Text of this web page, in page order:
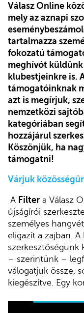
Válasz Online
mely az aznapi
tartalmazza
fokozatú
meghívót
klubestjeinkre is.
támogatóinknak
azt is megírjuk,
nemzetközi
kategóriában
hozzájárul
Köszönjük, ha
támogatni!
Várjuk
A Filter a Válasz
újságírói
személyes
eligazít a zajban.
szerkesztőségünk
– szerintünk –
válogatjuk össze,
kiegészítve. Egy